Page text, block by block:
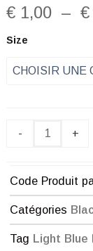
€ 1,00 – €
Size
-
quantité
Parfum
Femme
+
Code Produit
Catégories
Tag Light Blue